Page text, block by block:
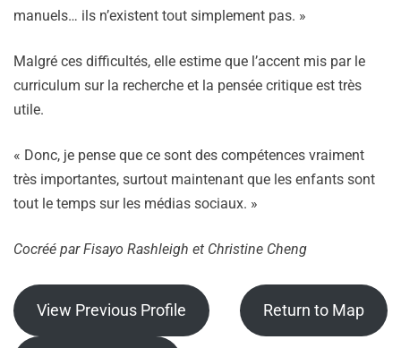
manuels… ils n’existent tout simplement pas. »
Malgré ces difficultés, elle estime que l’accent mis par le
curriculum sur la recherche et la pensée critique est très
utile.
« Donc, je pense que ce sont des compétences vraiment
très importantes, surtout maintenant que les enfants sont
tout le temps sur les médias sociaux. »
Cocréé parFisayo Rashleigh et Christine Cheng
View Previous Profile Return to Map